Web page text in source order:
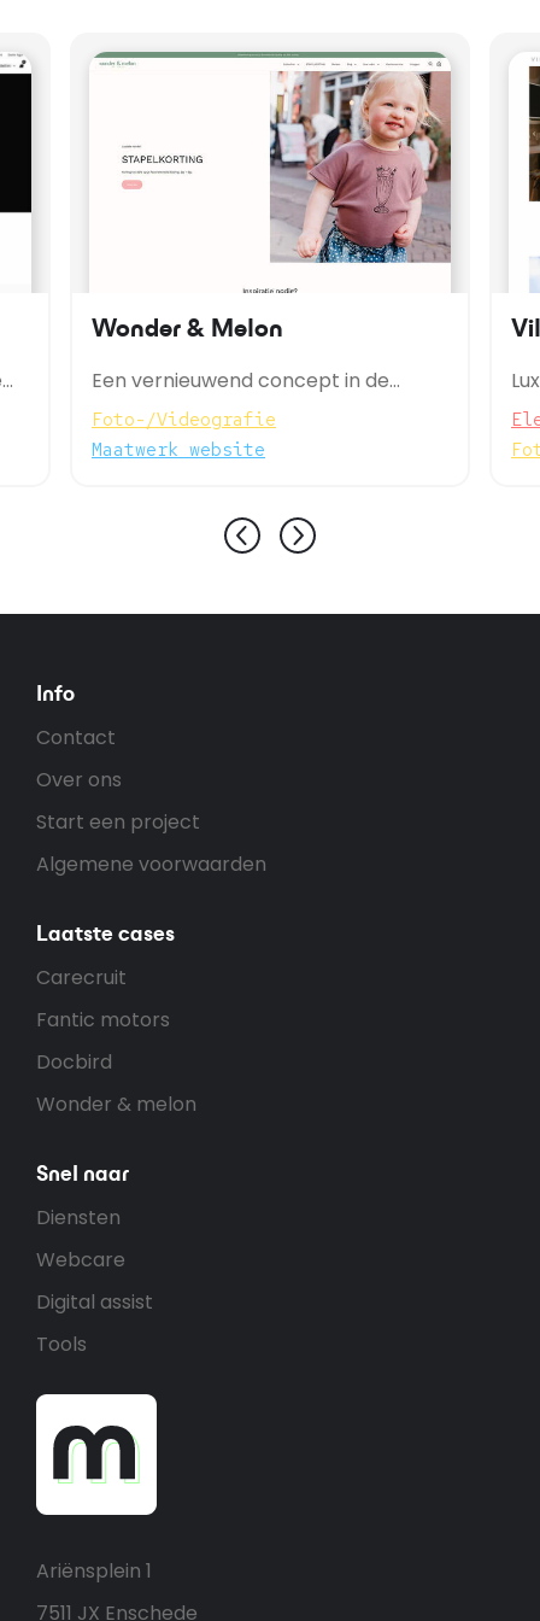
Wonder & Melon
Een vernieuwend concept in de
binnenstad van Enschede en online!
Foto-/Videografie
Maatwerk website
Ariënsplein 1
7511 JX Enschede
Info
Contact
Over ons
Start een project
Algemene voorwaarden
Laatste cases
Carecruit
Fantic motors
Docbird
Wonder & melon
Snel naar
Diensten
Webcare
Digital assist
Tools